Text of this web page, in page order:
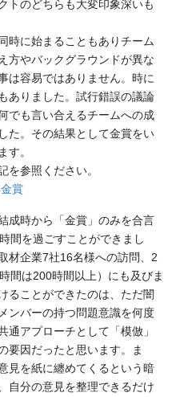
トのどちらも大変印象深いも
時に始まることもありチーム
方やバックグラウンドが異な
は容易ではありません。時に
ありました。試行錯誤の議論
でも言い合えるチームへの成
た。その結果として金賞をい
す。
参照ください。
賞
成時から「金賞」のみを合言
間を過ごすことができまし
材企業7社16名様への訪問、2
間は200時間以上）にも及びま
ることができたのは、ただ闇
ンバーの持つ問題意識を何度
通アプローチとして「模倣」
要因だったと思います。ま
見を紙に纏めてくるという暗
自分の意見を整理できるだけ